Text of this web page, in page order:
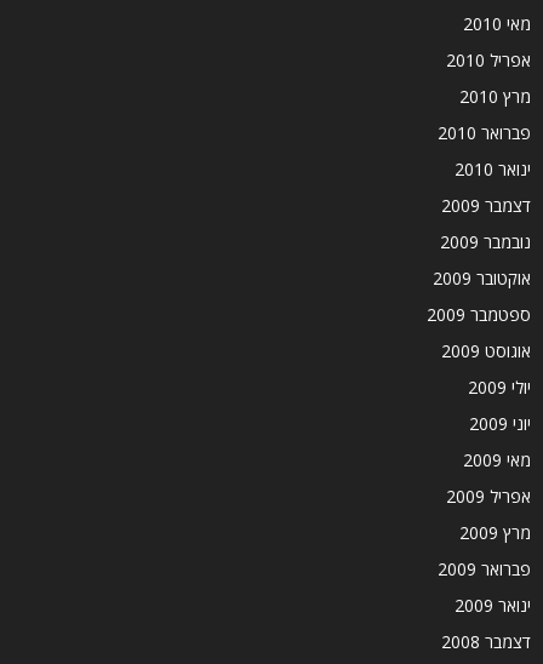
מאי 2010
אפריל 2010
מרץ 2010
פברואר 2010
ינואר 2010
דצמבר 2009
נובמבר 2009
אוקטובר 2009
ספטמבר 2009
אוגוסט 2009
יולי 2009
יוני 2009
מאי 2009
אפריל 2009
מרץ 2009
פברואר 2009
ינואר 2009
דצמבר 2008